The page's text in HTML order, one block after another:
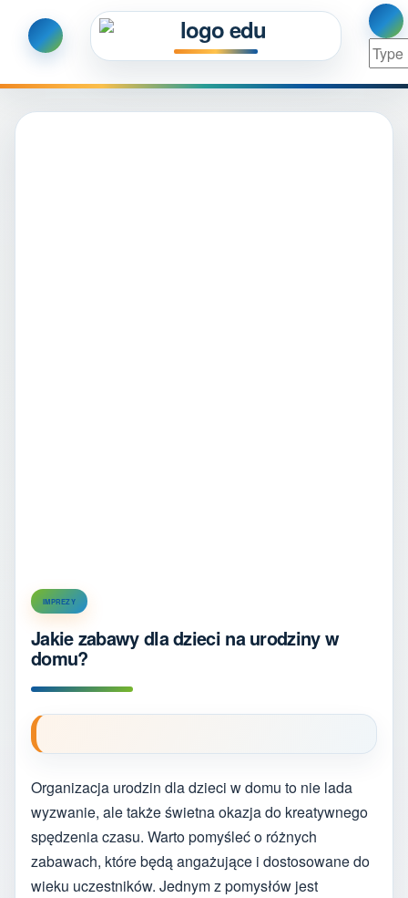
IMPREZY
Jakie zabawy dla dzieci na urodziny w
domu?
Organizacja urodzin dla dzieci w domu to nie lada
wyzwanie, ale także świetna okazja do kreatywnego
spędzenia czasu. Warto pomyśleć o różnych
zabawach, które będą angażujące i dostosowane do
wieku uczestników. Jednym z pomysłów jest